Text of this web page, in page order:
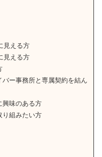
見える方
見える方
バー事務所と専属契約を結ん
興味のある方
り組みたい方